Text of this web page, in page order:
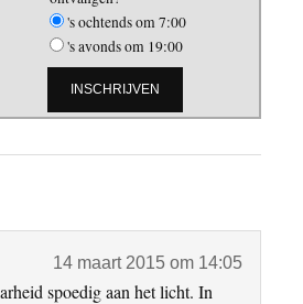
's ochtends om 7:00
's avonds om 19:00
14 maart 2015 om 14:05
spoedig aan het licht. In